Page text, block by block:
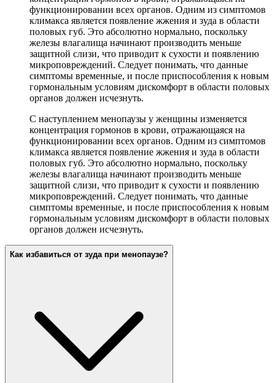
функционировании всех органов. Одним из симптомов
климакса является появление жжения и зуда в области
половых губ. Это абсолютно нормально, поскольку
железы влагалища начинают производить меньше
защитной слизи, что приводит к сухости и появлению
микроповреждений. Следует понимать, что данные
симптомы временные, и после приспособления к новым
гормональным условиям дискомфорт в области половых
органов должен исчезнуть.
С наступлением менопаузы у женщины изменяется
концентрация гормонов в крови, отражающаяся на
функционировании всех органов. Одним из симптомов
климакса является появление жжения и зуда в области
половых губ. Это абсолютно нормально, поскольку
железы влагалища начинают производить меньше
защитной слизи, что приводит к сухости и появлению
микроповреждений. Следует понимать, что данные
симптомы временные, и после приспособления к новым
гормональным условиям дискомфорт в области половых
органов должен исчезнуть.
Как избавиться от зуда при менопаузе?